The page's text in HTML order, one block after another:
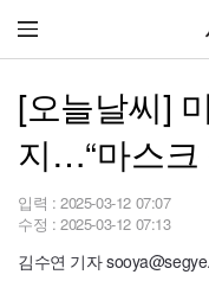
[오늘날씨]
지…“마스크
입력 : 2025-03-12 07:07
수정 : 2025-03-12 07:13
김수연 기자